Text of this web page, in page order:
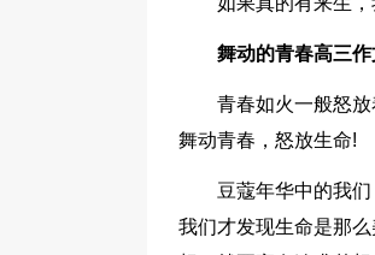
舞动的青春高三作
青春如火一般怒
舞动青春，怒放生命!
豆蔻年华中的我
我们才发现生命是那